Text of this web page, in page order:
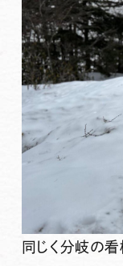
同じく分岐の看